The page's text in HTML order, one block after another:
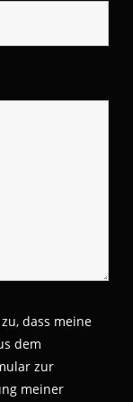
dass meine
dem
zur
meiner